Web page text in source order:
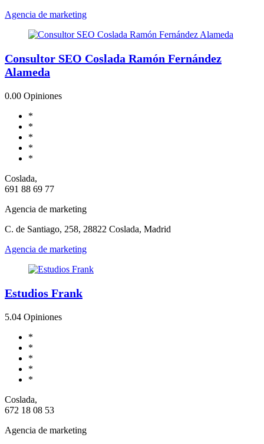
Agencia de marketing
Consultor SEO Coslada Ramón Fernández
Alameda
0.00 Opiniones
*
*
*
*
*
Coslada,
691 88 69 77
Agencia de marketing
C. de Santiago, 258, 28822 Coslada, Madrid
Agencia de marketing
Estudios Frank
5.04 Opiniones
*
*
*
*
*
Coslada,
672 18 08 53
Agencia de marketing